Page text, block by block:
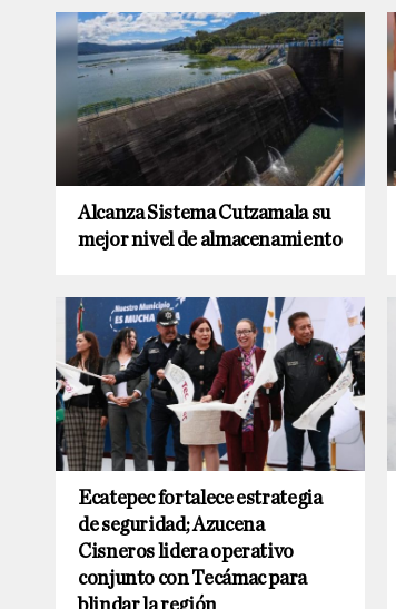
Alcanza Sistema Cutzamala su
mejor nivel de almacenamiento
Ecatepec fortalece estrategia
de seguridad; Azucena
Cisneros lidera operativo
conjunto con Tecámac para